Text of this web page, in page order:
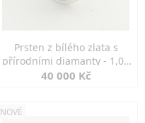
Prsten z bílého zlata s
přírodními diamanty - 1,00
ct
40 000 Kč
NOVÉ